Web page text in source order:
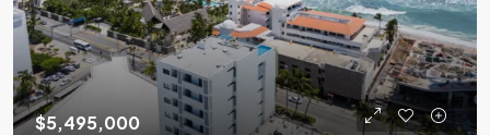
$5,495,000